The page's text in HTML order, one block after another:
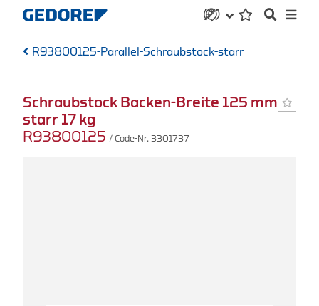
R93800125-Parallel-Schraubstock-starr
Schraubstock Backen-Breite 125 mm
starr 17 kg
R93800125 / Code-Nr. 3301737